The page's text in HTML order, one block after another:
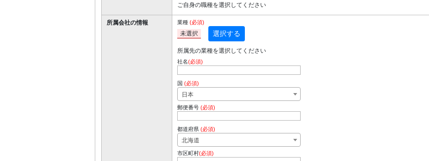
ご自身の職種を選択してください
所属会社の情報 業種 (必須)
未選択 選択する
所属先の業種を選択してください
社名(必須)
国 (必須)
日本
郵便番号 (必須)
都道府県 (必須)
北海道
市区町村(必須)